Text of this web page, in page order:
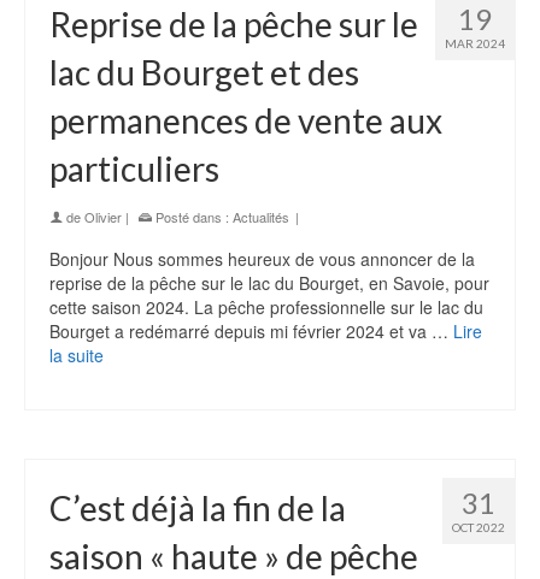
19
MAR 2024
Reprise de la pêche sur le
lac du Bourget et des
permanences de vente aux
particuliers
deOlivier | Posté dans : Actualités |
Bonjour Nous sommes heureux de vous annoncer de la
reprise de la pêche sur le lac du Bourget, en Savoie, pour
cette saison 2024. La pêche professionnelle sur le lac du
Bourget a redémarré depuis mi février 2024 et va … Lire
la suite
31
OCT 2022
C’est déjà la fin de la
saison « haute » de pêche